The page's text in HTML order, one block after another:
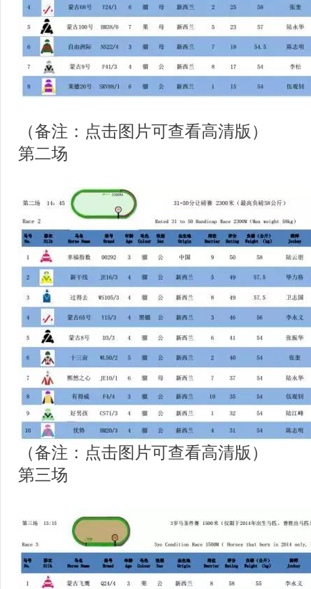
（备注：点击图片可查看高清版）
第二场
（备注：点击图片可查看高清版）
第三场